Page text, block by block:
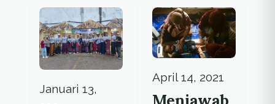
bahasa ibu yang
empatik.
Januari 13,
April 14, 2021
Menjawab